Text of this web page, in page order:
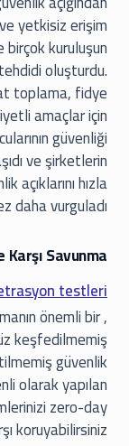
yetkisiz erişim
kuruluşun
oluşturdu.
toplama, fidye
amaçlar için
güvenliği
ve şirketlerin
hızla
daha vurguladı.
Savunma
testleri
önemli bir
keşfedilmemiş
güvenlik
olarak yapılan
zero-day
koruyabilirsiniz.